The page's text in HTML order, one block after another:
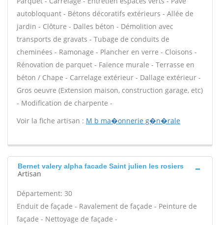
autobloquant - Bétons décoratifs extérieurs - Allée de
jardin - Clôture - Dalles béton - Démolition avec
transports de gravats - Tubage de conduits de
cheminées - Ramonage - Plancher en verre - Cloisons -
Rénovation de parquet - Faïence murale - Terrasse en
béton / Chape - Carrelage extérieur - Dallage extérieur -
Gros oeuvre (Extension maison, construction garage, etc)
- Modification de charpente -
Voir la fiche artisan : M b ma�onnerie g�n�rale
Bernet valery alpha facade Saint julien les rosiers
Artisan
Département: 30
Enduit de façade - Ravalement de façade - Peinture de
façade - Nettoyage de façade -